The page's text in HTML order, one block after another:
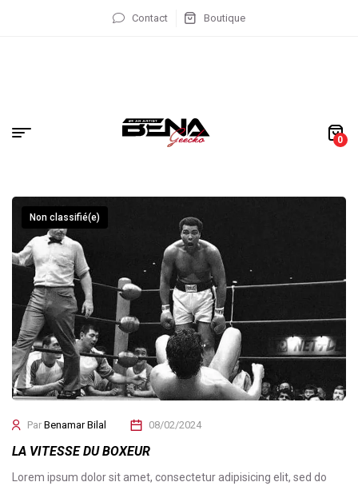
Contact Boutique
0
Non classifié(e)
Par Benamar Bilal 08/02/2024
LA VITESSE DU BOXEUR
Lorem ipsum dolor sit amet, consectetur adipisicing elit, sed do